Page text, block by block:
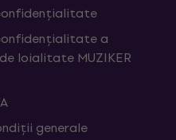
a
loialitate MUZIKER
generale